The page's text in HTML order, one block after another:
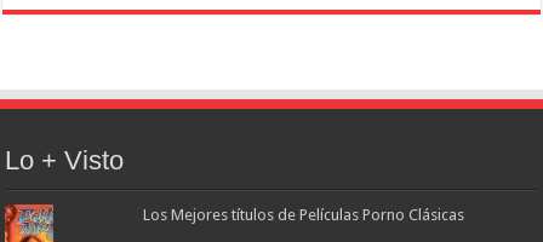
Lo + Visto
Los Mejores títulos de Películas Porno Clásicas